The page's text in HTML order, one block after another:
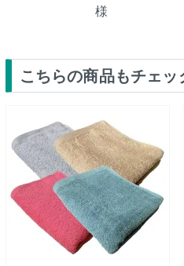
様
こちらの商品もチェ